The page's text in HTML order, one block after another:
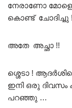
നേരാണോ മോളെ
കൊണ്ട് ചോദിച്ചു
അതേ അച്ഛാ !!
ശ്ശെടാ !
ഇനി ഒരു
പറഞ്ഞു …